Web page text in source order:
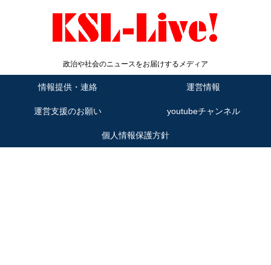
政治や社会のニュースをお届けするメディア
情報提供・連絡 運営情報
運営支援のお願い youtubeチャンネル
個人情報保護方針